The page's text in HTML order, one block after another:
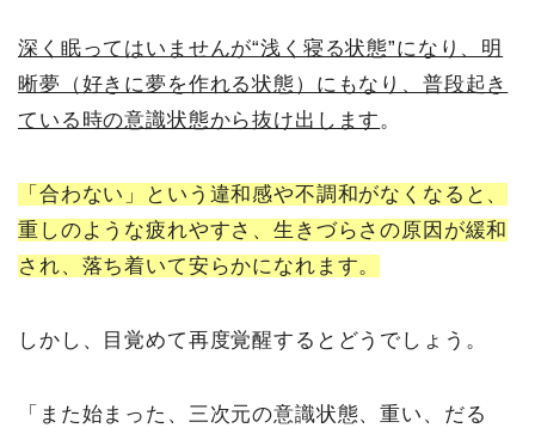
深く眠ってはいませんが“浅く寝る状態”になり、明
晰夢（好きに夢を作れる状態）にもなり、普段起き
ている時の意識状態から抜け出します。
「合わない」という違和感や不調和がなくなると、
重しのような疲れやすさ、生きづらさの原因が緩和
され、落ち着いて安らかになれます。
しかし、目覚めて再度覚醒するとどうでしょう。
「また始まった、三次元の意識状態、重い、だる